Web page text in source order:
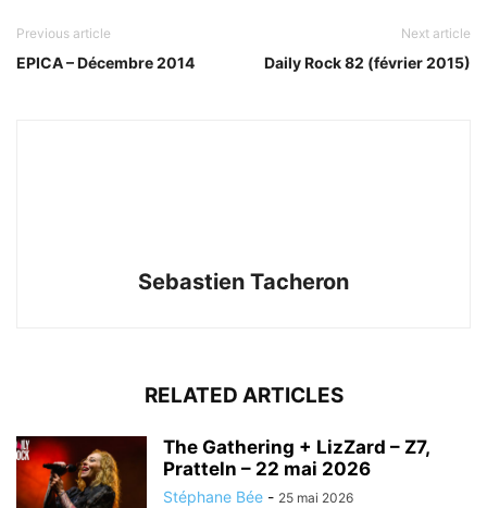
Previous article
EPICA – Décembre 2014
Next article
Daily Rock 82 (février 2015)
Sebastien Tacheron
RELATED ARTICLES
The Gathering + LizZard – Z7,
Pratteln – 22 mai 2026
Stéphane Bée - 25 mai 2026